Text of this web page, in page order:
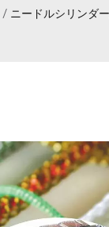
/ ニードルシリンダ